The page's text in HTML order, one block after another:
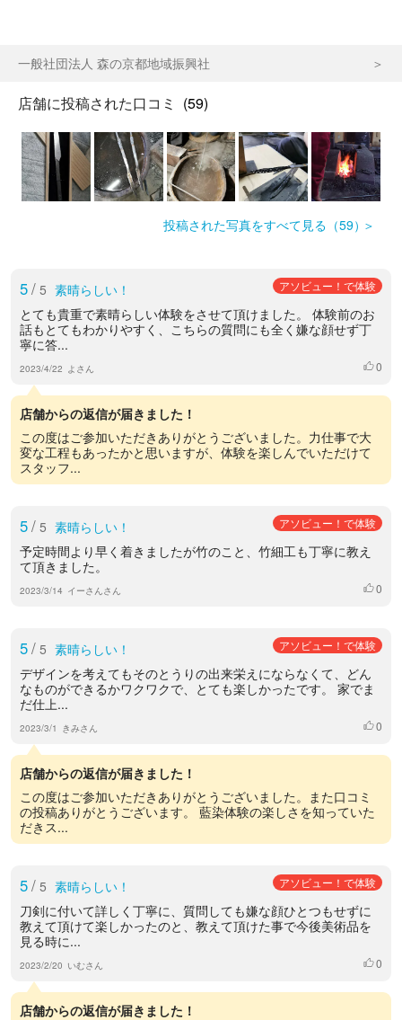
一般社団法人 森の京都地域振興社
店舗に投稿された口コミ (59)
投稿された写真をすべて見る（59）
5/ 5 素晴らしい！ アソビュー！で体験
とても貴重で素晴らしい体験をさせて頂けました。 体験前のお
話もとてもわかりやすく、こちらの質問にも全く嫌な顔せず丁
寧に答...
2023/4/22 よさん いいね
0
店舗からの返信が届きました！
この度はご参加いただきありがとうございました。力仕事で大
変な工程もあったかと思いますが、体験を楽しんでいただけて
スタッフ...
5/ 5 素晴らしい！ アソビュー！で体験
予定時間より早く着きましたが竹のこと、竹細工も丁寧に教え
て頂きました。
2023/3/14 イーさんさん いいね
0
5/ 5 素晴らしい！ アソビュー！で体験
デザインを考えてもそのとうりの出来栄えにならなくて、どん
なものができるかワクワクで、とても楽しかったです。 家でま
だ仕上...
2023/3/1 きみさん いいね
0
店舗からの返信が届きました！
この度はご参加いただきありがとうございました。また口コミ
の投稿ありがとうございます。 藍染体験の楽しさを知っていた
だきス...
5/ 5 素晴らしい！ アソビュー！で体験
刀剣に付いて詳しく丁寧に、質問しても嫌な顔ひとつもせずに
教えて頂けて楽しかったのと、教えて頂けた事で今後美術品を
見る時に...
2023/2/20 いむさん いいね
0
店舗からの返信が届きました！